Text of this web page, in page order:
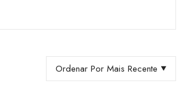
Ordenar Por Mais Recente